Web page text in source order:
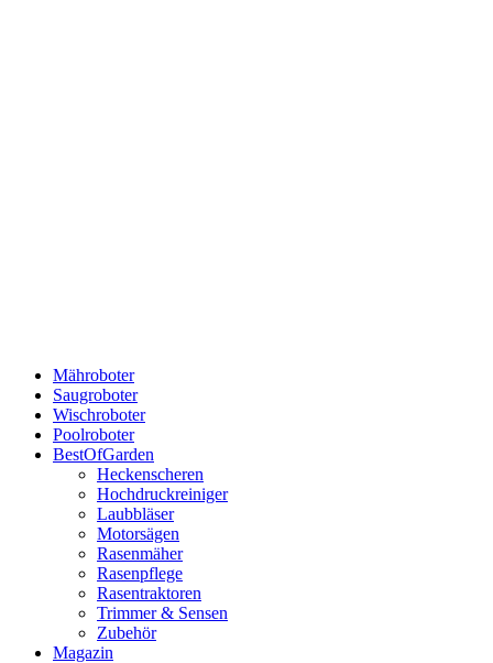
Mähroboter
Saugroboter
Wischroboter
Poolroboter
BestOfGarden
Heckenscheren
Hochdruckreiniger
Laubbläser
Motorsägen
Rasenmäher
Rasenpflege
Rasentraktoren
Trimmer & Sensen
Zubehör
Magazin